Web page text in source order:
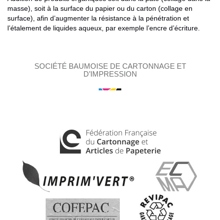
masse), soit à la surface du papier ou du carton (collage en
surface), afin d’augmenter la résistance à la pénétration et
l’étalement de liquides aqueux, par exemple l’encre d’écriture.
SOCIÉTÉ BAUMOISE DE CARTONNAGE ET
D’IMPRESSION